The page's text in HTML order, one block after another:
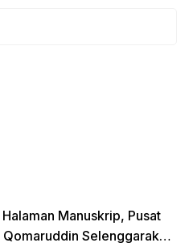
Manuskrip, Pusat
Selenggarakan